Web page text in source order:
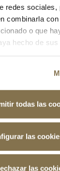
redes sociales,
combinarla
o que
hecho de sus
todas las
las
las